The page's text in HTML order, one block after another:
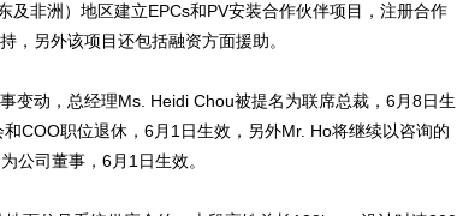
非洲）地区建立EPCs和PV安装合作伙伴项目，注册合作
，另外该项目还包括融资方面援助。
动，总经理Ms. Heidi Chou被提名为联席总裁，6月8日生
COO职位退休，6月1日生效，另外Mr. Ho将继续以咨询的
公司董事，6月1日生效。